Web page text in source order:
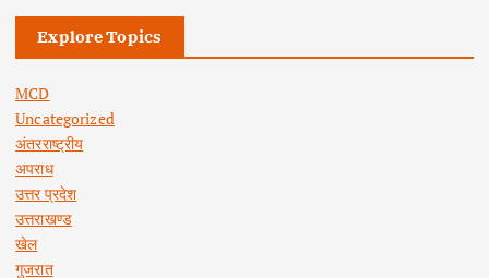
Explore Topics
MCD
Uncategorized
अंतरराष्ट्रीय
अपराध
उत्तर प्रदेश
उत्तराखण्ड
खेल
गुजरात